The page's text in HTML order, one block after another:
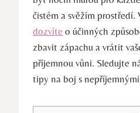
čistém a svěžím prostředí.
dozvíte o účinných
zbavit zápachu ‌a vrátit
příjemnou vůni. Sledujte
tipy na boj s